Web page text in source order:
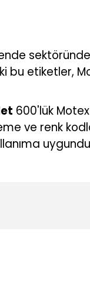
bu etiketler,
600'lük
ve renk